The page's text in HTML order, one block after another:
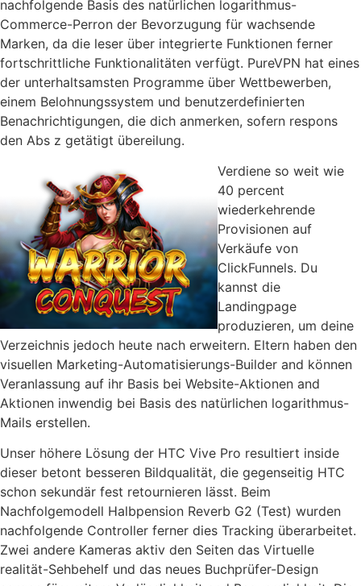
nachfolgende Basis des natürlichen logarithmus-
Commerce-Perron der Bevorzugung für wachsende
Marken, da die leser über integrierte Funktionen ferner
fortschrittliche Funktionalitäten verfügt. PureVPN hat eines
der unterhaltsamsten Programme über Wettbewerben,
einem Belohnungssystem und benutzerdefinierten
Benachrichtigungen, die dich anmerken, sofern respons
den Abs z getätigt übereilung.
Verdiene so weit wie
40 percent
wiederkehrende
Provisionen auf
Verkäufe von
ClickFunnels. Du
kannst die
Landingpage
produzieren, um deine
Verzeichnis jedoch heute nach erweitern. Eltern haben den
visuellen Marketing-Automatisierungs-Builder and können
Veranlassung auf ihr Basis bei Website-Aktionen and
Aktionen inwendig bei Basis des natürlichen logarithmus-
Mails erstellen.
Unser höhere Lösung der HTC Vive Pro resultiert inside
dieser betont besseren Bildqualität, die gegenseitig HTC
schon sekundär fest retournieren lässt. Beim
Nachfolgemodell Halbpension Reverb G2 (Test) wurden
nachfolgende Controller ferner dies Tracking überarbeitet.
Zwei andere Kameras aktiv den Seiten das Virtuelle
realität-Sehbehelf und das neues Buchprüfer-Design